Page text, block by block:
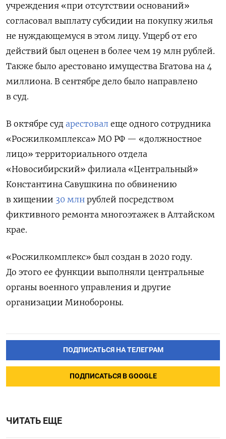
учреждения «при отсутствии оснований»
согласовал выплату субсидии на покупку жилья
не нуждающемуся в этом лицу. Ущерб от его
действий был оценен в более чем 19 млн рублей.
Также было арестовано имущества Бгатова на 4
миллиона. В сентябре дело было направлено
в суд.
В октябре суд арестовал еще одного сотрудника
«Росжилкомплекса» МО РФ — «должностное
лицо» территориального отдела
«Новосибирский» филиала «Центральный»
Константина Савушкина по обвинению
в хищении 30 млн рублей посредством
фиктивного ремонта многоэтажек в Алтайском
крае.
«Росжилкомплекс» был создан в 2020 году.
До этого ее функции выполняли центральные
органы военного управления и другие
организации Минобороны.
ПОДПИСАТЬСЯ НА ТЕЛЕГРАМ
ПОДПИСАТЬСЯ В GOOGLE
ЧИТАТЬ ЕЩЕ